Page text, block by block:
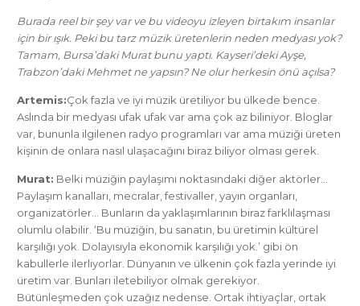
Burada reel bir şey var ve bu videoyu izleyen birtakım insanlar
için bir ışık. Peki bu tarz müzik üretenlerin neden medyası yok?
Tamam, Bursa’daki Murat bunu yaptı. Kayseri’deki Ayşe,
Trabzon’daki Mehmet ne yapsın? Ne olur herkesin önü açılsa?
Artemis:Çok fazla ve iyi müzik üretiliyor bu ülkede bence.
Aslında bir medyası ufak ufak var ama çok az biliniyor. Bloglar
var, bununla ilgilenen radyo programları var ama müziği üreten
kişinin de onlara nasıl ulaşacağını biraz biliyor olması gerek.
Murat: Belki müziğin paylaşımı noktasındaki diğer aktörler…
Paylaşım kanalları, mecralar, festivaller, yayın organları,
organizatörler… Bunların da yaklaşımlarının biraz farklılaşması
olumlu olabilir. ‘Bu müziğin, bu sanatın, bu üretimin kültürel
karşılığı yok. Dolayısıyla ekonomik karşılığı yok.’ gibi ön
kabullerle ilerliyorlar. Dünyanın ve ülkenin çok fazla yerinde iyi
üretim var. Bunları iletebiliyor olmak gerekiyor.
Bütünleşmeden çok uzağız nedense. Ortak ihtiyaçlar, ortak